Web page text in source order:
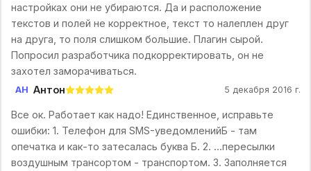
настройках они не убираются. Да и расположение
текстов и полей не корректное, текст то налеплен друг
на друга, то поля слишком большие. Плагин сырой.
Попросил разработчика подкорректировать, он не
захотел заморачиваться.
АН Антон 5 декабря 2016 г.
Все ок. Работает как надо! Единственное, исправьте
ошибки: 1. Телефон для SMS-уведомленийБ - там
опечатка и как-то затесалась буква Б. 2. ...пересылки
воздушным трансортом - транспортом. 3. Заполняется